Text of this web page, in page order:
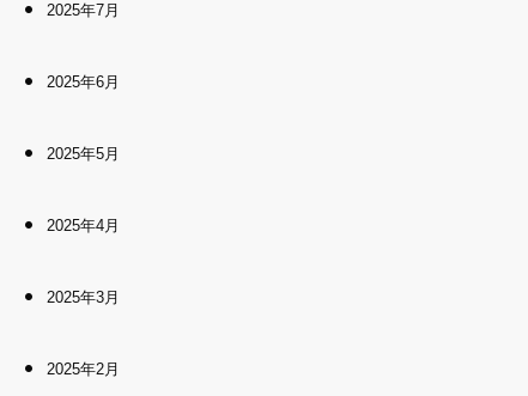
2025年7月
2025年6月
2025年5月
2025年4月
2025年3月
2025年2月